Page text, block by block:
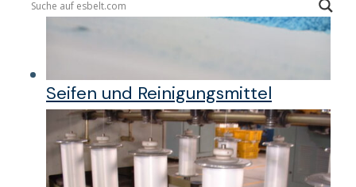
Seifen und Reinigungsmittel